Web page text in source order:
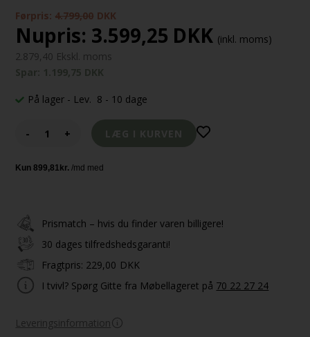
Førpris: 4.799,00 DKK
Nupris: 3.599,25 DKK (inkl. moms)
2.879,40 Ekskl. moms
På lager - Lev. 8 - 10 dage
- +
Prismatch – hvis du finder varen billigere!
30 dages tilfredshedsgaranti!
Fragtpris: 229,00 DKK
I tvivl? Spørg Gitte fra Møbellageret på 70 22 27 24
Leveringsinformation